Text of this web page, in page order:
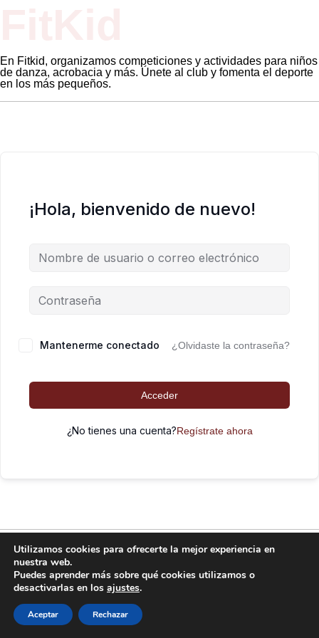
En Fitkid, organizamos competiciones y actividades para niños
de danza, acrobacia y más. Únete al club y fomenta el deporte
en los más pequeños.
¡Hola, bienvenido de nuevo!
Mantenerme conectado ¿Olvidaste la contraseña?
Acceder
¿No tienes una cuenta?Regístrate ahora
FitKid funciona gracias aWordPress
Utilizamos cookies para ofrecerte la mejor experiencia en
nuestra web.
Puedes aprender más sobre qué cookies utilizamos o
desactivarlas en los ajustes.
Aceptar Rechazar